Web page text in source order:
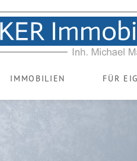
IMMOBILIEN FÜR